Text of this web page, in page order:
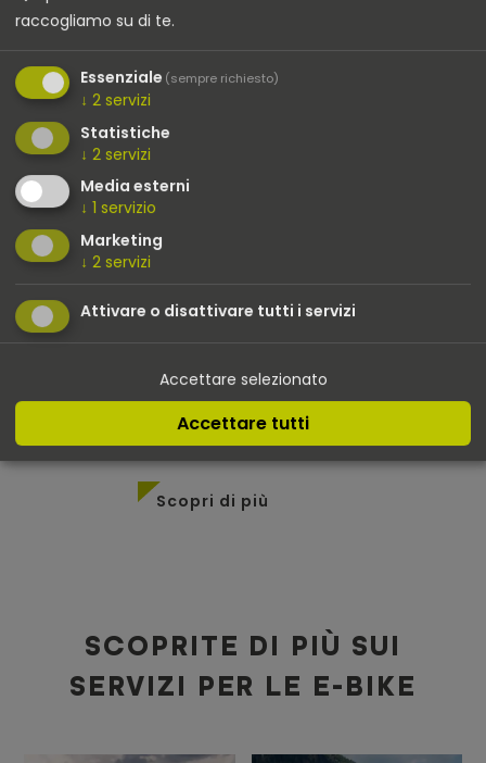
funzionalità, design e tecnologia, fornendo un
un'infrastruttura di mobilità moderna e sostenibile.
Scopri di più
SCOPRITE DI PIÙ SUI
SERVIZI PER LE E-BIKE
raccogliamo su di te.
Essenziale (sempre richiesto)
↓ 2 servizi
Statistiche
↓ 2 servizi
Media esterni
↓ 1 servizio
Marketing
↓ 2 servizi
Attivare o disattivare tutti i servizi
Accettare selezionato
Accettare tutti